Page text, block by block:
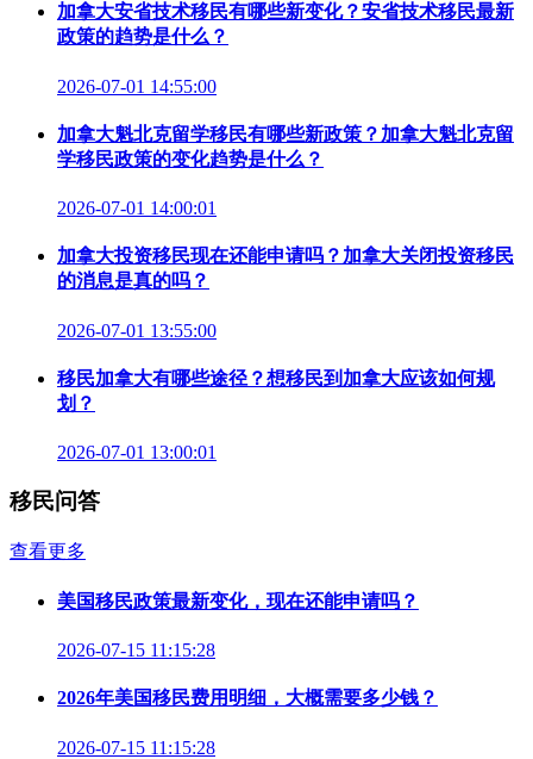
加拿大安省技术移民有哪些新变化？安省技术移民最新
政策的趋势是什么？
2026-07-01 14:55:00
加拿大魁北克留学移民有哪些新政策？加拿大魁北克留
学移民政策的变化趋势是什么？
2026-07-01 14:00:01
加拿大投资移民现在还能申请吗？加拿大关闭投资移民
的消息是真的吗？
2026-07-01 13:55:00
移民加拿大有哪些途径？想移民到加拿大应该如何规
划？
2026-07-01 13:00:01
移民问答
查看更多
美国移民政策最新变化，现在还能申请吗？
2026-07-15 11:15:28
2026年美国移民费用明细，大概需要多少钱？
2026-07-15 11:15:28